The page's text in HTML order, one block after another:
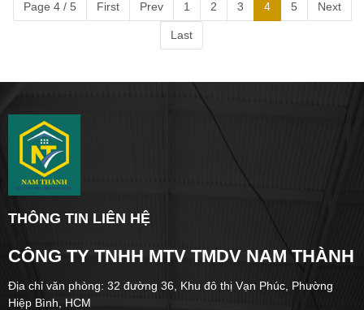
Page 4 / 5 First Prev 1 2 3 4 5 Next
Last
THÔNG TIN LIÊN HỆ
CÔNG TY TNHH MTV TMDV NAM THÀNH
Địa chỉ văn phòng: 32 đường 36, Khu đô thị Vạn Phúc, Phường
Hiệp Bình, HCM